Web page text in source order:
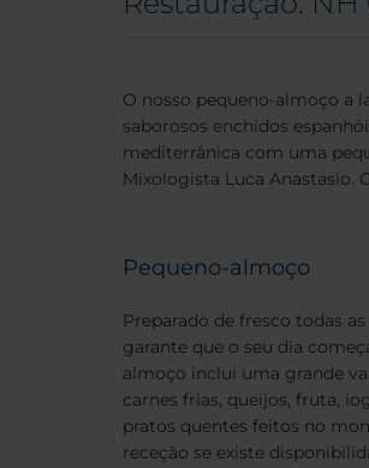
O nosso pequeno-almoço a
saborosos enchidos
mediterrânica com uma
Mixologista Luca Anastasio.
Pequeno-almoço
Preparado de fresco todas
garante que o seu dia
almoço inclui uma grande
carnes frias, queijos, fruta,
pratos quentes feitos no
receção se existe